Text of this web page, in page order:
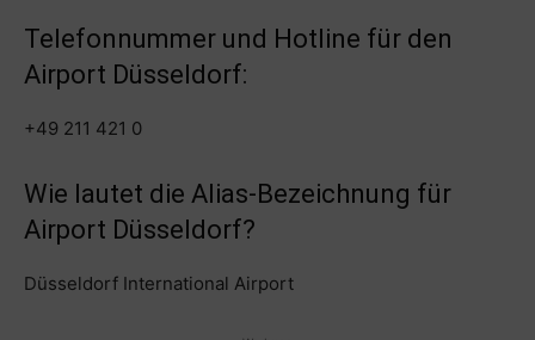
Telefonnummer und Hotline für den
Airport Düsseldorf:
+49 211 421 0
Wie lautet die Alias-Bezeichnung für
Airport Düsseldorf?
Düsseldorf International Airport